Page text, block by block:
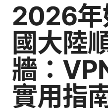
2026年
國大陸
牆：
實用指